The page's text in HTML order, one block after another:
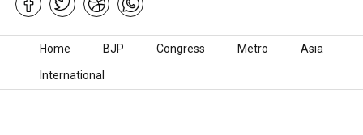
Skip to content
Home BJP Congress Metro Asia
International